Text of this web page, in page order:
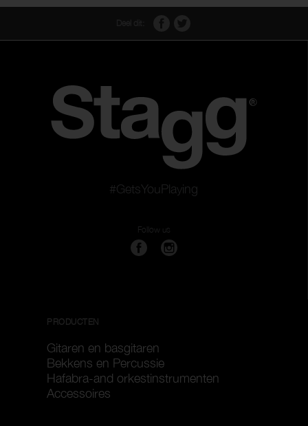
#GetsYouPlaying
Follow us
PRODUCTEN
Gitaren en basgitaren
Bekkens en Percussie
Hafabra-and orkestinstrumenten
Accessoires